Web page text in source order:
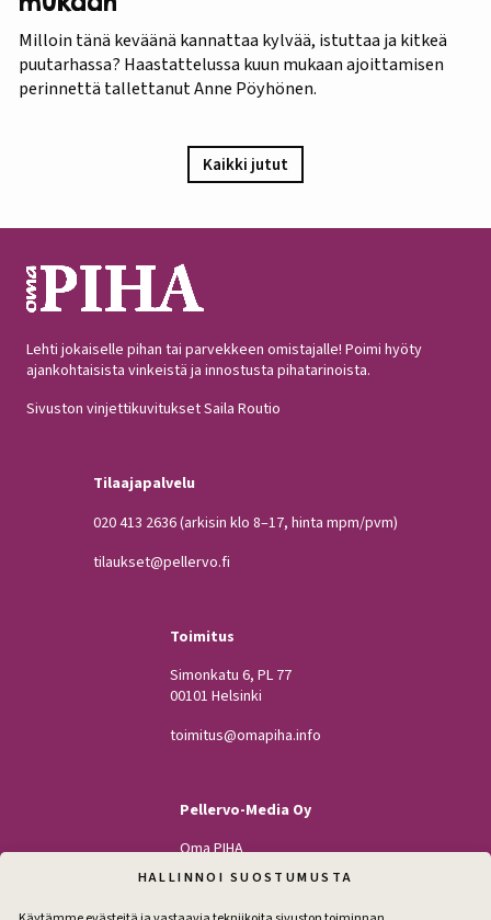
HALLINNOI SUOSTUMUSTA
Milloin tänä keväänä kannattaa kylvää, istuttaa ja kitkeä
puutarhassa? Haastattelussa kuun mukaan ajoittamisen
perinnettä tallettanut Anne Pöyhönen.
Kaikki jutut
Lehti jokaiselle pihan tai parvekkeen omistajalle! Poimi hyöty
ajankohtaisista vinkeistä ja innostusta pihatarinoista.
Sivuston vinjettikuvitukset Saila Routio
Tilaajapalvelu
020 413 2636(arkisin klo 8–17, hinta mpm/pvm)
tilaukset@pellervo.fi
Toimitus
Simonkatu 6, PL 77
00101 Helsinki
toimitus@omapiha.info
Pellervo-Media Oy
Oma PIHA
Kodin Pellervo
Maatilan Pellervo